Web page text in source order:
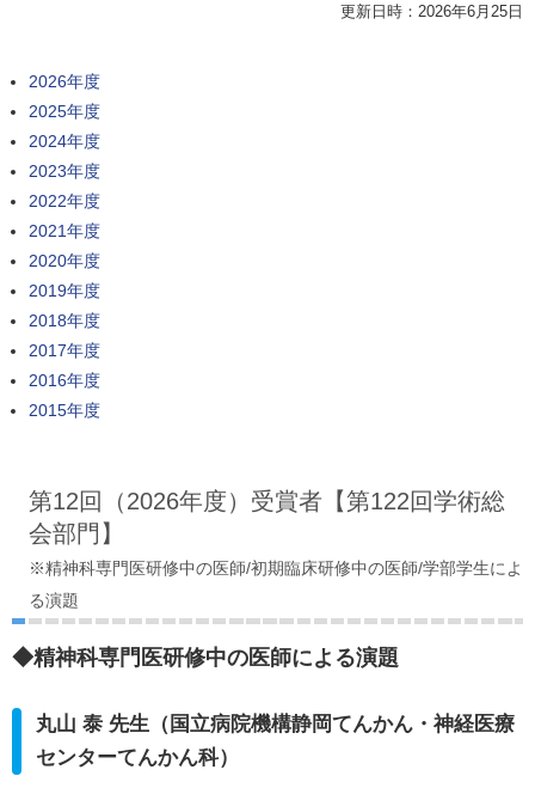
更新日時：2026年6月25日
2026年度
2025年度
2024年度
2023年度
2022年度
2021年度
2020年度
2019年度
2018年度
2017年度
2016年度
2015年度
第12回（2026年度）受賞者【第122回学術総
会部門】
※精神科専門医研修中の医師/初期臨床研修中の医師/学部学生によ
る演題
◆精神科専門医研修中の医師による演題
丸山 泰 先生（国立病院機構静岡てんかん・神経医療
センターてんかん科）